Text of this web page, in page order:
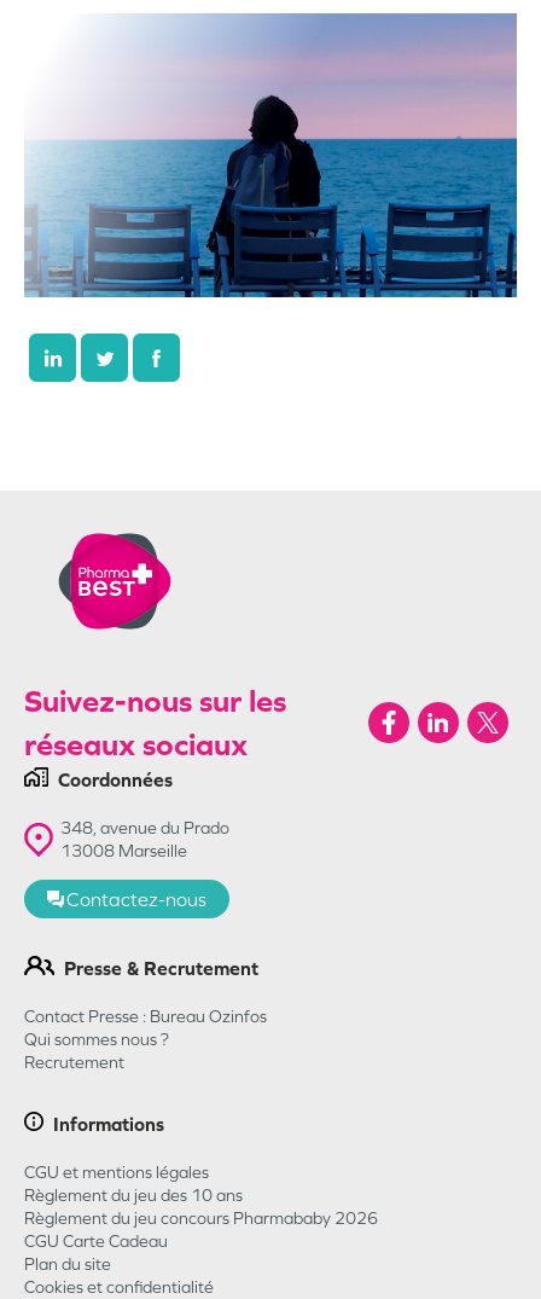
Suivez-nous sur les
réseaux sociaux
Coordonnées
348, avenue du Prado
13008 Marseille
Contactez-nous
Presse & Recrutement
Contact Presse : Bureau Ozinfos
Qui sommes nous ?
Recrutement
Informations
CGU et mentions légales
Règlement du jeu des 10 ans
Règlement du jeu concours Pharmababy 2026
CGU Carte Cadeau
Plan du site
Cookies et confidentialité